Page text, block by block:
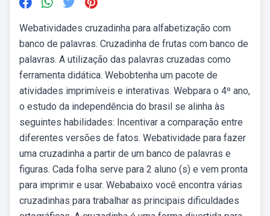
Webatividades cruzadinha para alfabetização com
banco de palavras. Cruzadinha de frutas com banco de
palavras. A utilização das palavras cruzadas como
ferramenta didática. Webobtenha um pacote de
atividades imprimíveis e interativas. Webpara o 4º ano,
o estudo da independência do brasil se alinha às
seguintes habilidades: Incentivar a comparação entre
diferentes versões de fatos. Webatividade para fazer
uma cruzadinha a partir de um banco de palavras e
figuras. Cada folha serve para 2 aluno (s) e vem pronta
para imprimir e usar. Webabaixo você encontra várias
cruzadinhas para trabalhar as principais dificuldades